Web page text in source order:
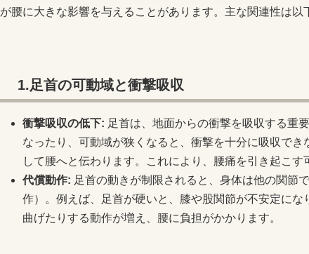
が腰に大きな影響を与えることがあります。主な関連性は以
1.足首の可動域と衝撃吸収
衝撃吸収の低下: 足首は、地面からの衝撃を吸収する重
なったり、可動域が狭くなると、衝撃を十分に吸収で
して腰へと伝わります。これにより、腰痛を引き起こす
代償動作: 足首の動きが制限されると、身体は他の関節
作）。例えば、足首が硬いと、膝や股関節が不安定にな
曲げたりする動作が増え、腰に負担がかかります。